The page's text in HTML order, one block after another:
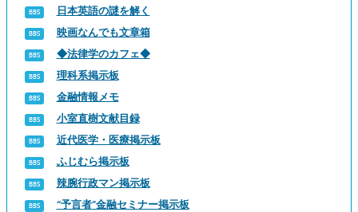
日本英語の謎を解く
映画なんでも文章箱
◆法律学のカフェ◆
理科系掲示板
金融情報メモ
小室直樹文献目録
近代医学・医療掲示板
ふじむら掲示板
辣腕行政マン掲示板
“予言者”金融セミナー掲示板